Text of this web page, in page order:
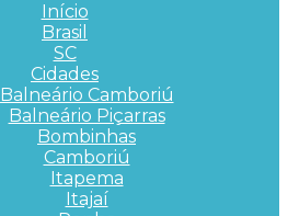
Início
Brasil
SC
Cidades
Balneário Camboriú
Balneário Piçarras
Bombinhas
Camboriú
Itapema
Itajaí